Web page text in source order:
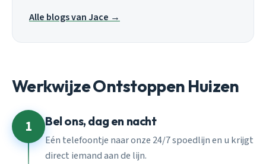
Alle blogs van Jace →
Werkwijze Ontstoppen Huizen
1 Bel ons, dag en nacht
Eén telefoontje naar onze 24/7 spoedlijn en u krijgt
direct iemand aan de lijn.